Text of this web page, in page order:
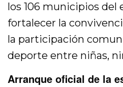
los 106 municipios del
fortalecer la
la participación
deporte entre niñas,
Arranque oficial de la